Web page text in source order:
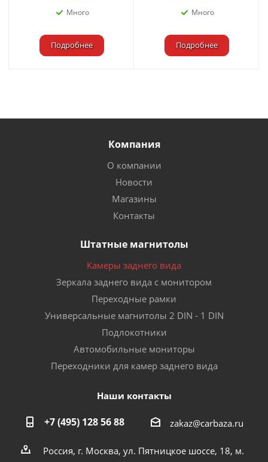
Много
Подробнее
Много
Подробнее
Компания
О компании
Новости
Магазины
Контакты
Штатные магнитолы
Камеры заднего вида
Зеркала заднего вида с монитором
Переходные рамки
Универсальные магнитолы 2 DIN - 1 DIN
Подлокотники
Автомобильные мониторы
Переходники для камер заднего вида
Наши контакты
+7 (495) 128 56 88 zakaz@carbaza.ru
Россия, г. Москва, ул. Пятницкое шоссе, 18, м.